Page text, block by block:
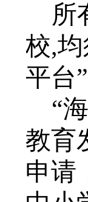
所
校,
平台
“
教育
申请